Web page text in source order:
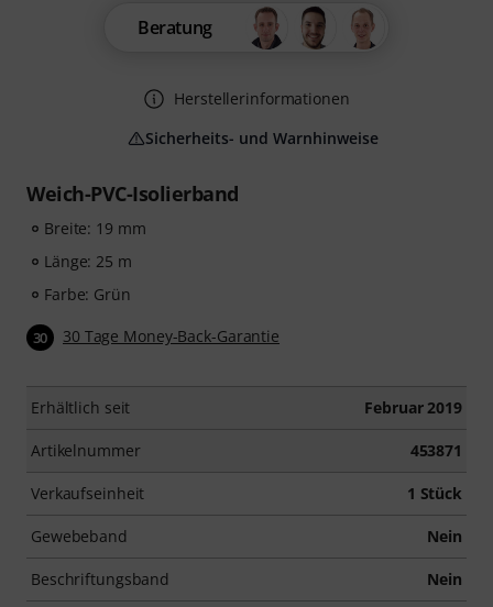
Weich-PVC-Isolierband
Breite: 19 mm
Länge: 25 m
Farbe: Grün
30 30 Tage Money-Back-Garantie
Erhältlich seit Februar 2019
Artikelnummer 453871
Verkaufseinheit 1 Stück
Gewebeband Nein
Beschriftungsband Nein
Beratung
Herstellerinformationen
Sicherheits- und Warnhinweise